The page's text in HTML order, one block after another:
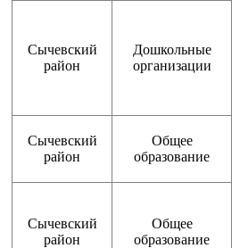
Сычевский
район
Дошкольные
организации
Сычевский
район
Общее
образование
Сычевский
район
Общее
образование